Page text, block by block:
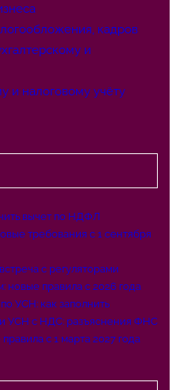
кадров
и
и налоговому учёту
вычет по НДФЛ
требования с 1 сентября
с регуляторами
правила с 2026 года
УСН: как заполнить
УСН с НДС: разъяснения ФНС
с 1 марта 2027 года